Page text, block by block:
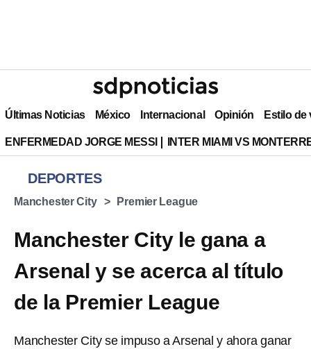
Últimas Noticias México Internacional Opinión Estilo de
ENFERMEDAD JORGE MESSI INTER MIAMI VS
DEPORTES
Manchester City Premier League
Manchester City le gana a
Arsenal y se acerca al título
de la Premier League
Manchester City se impuso a Arsenal y ahora ganar